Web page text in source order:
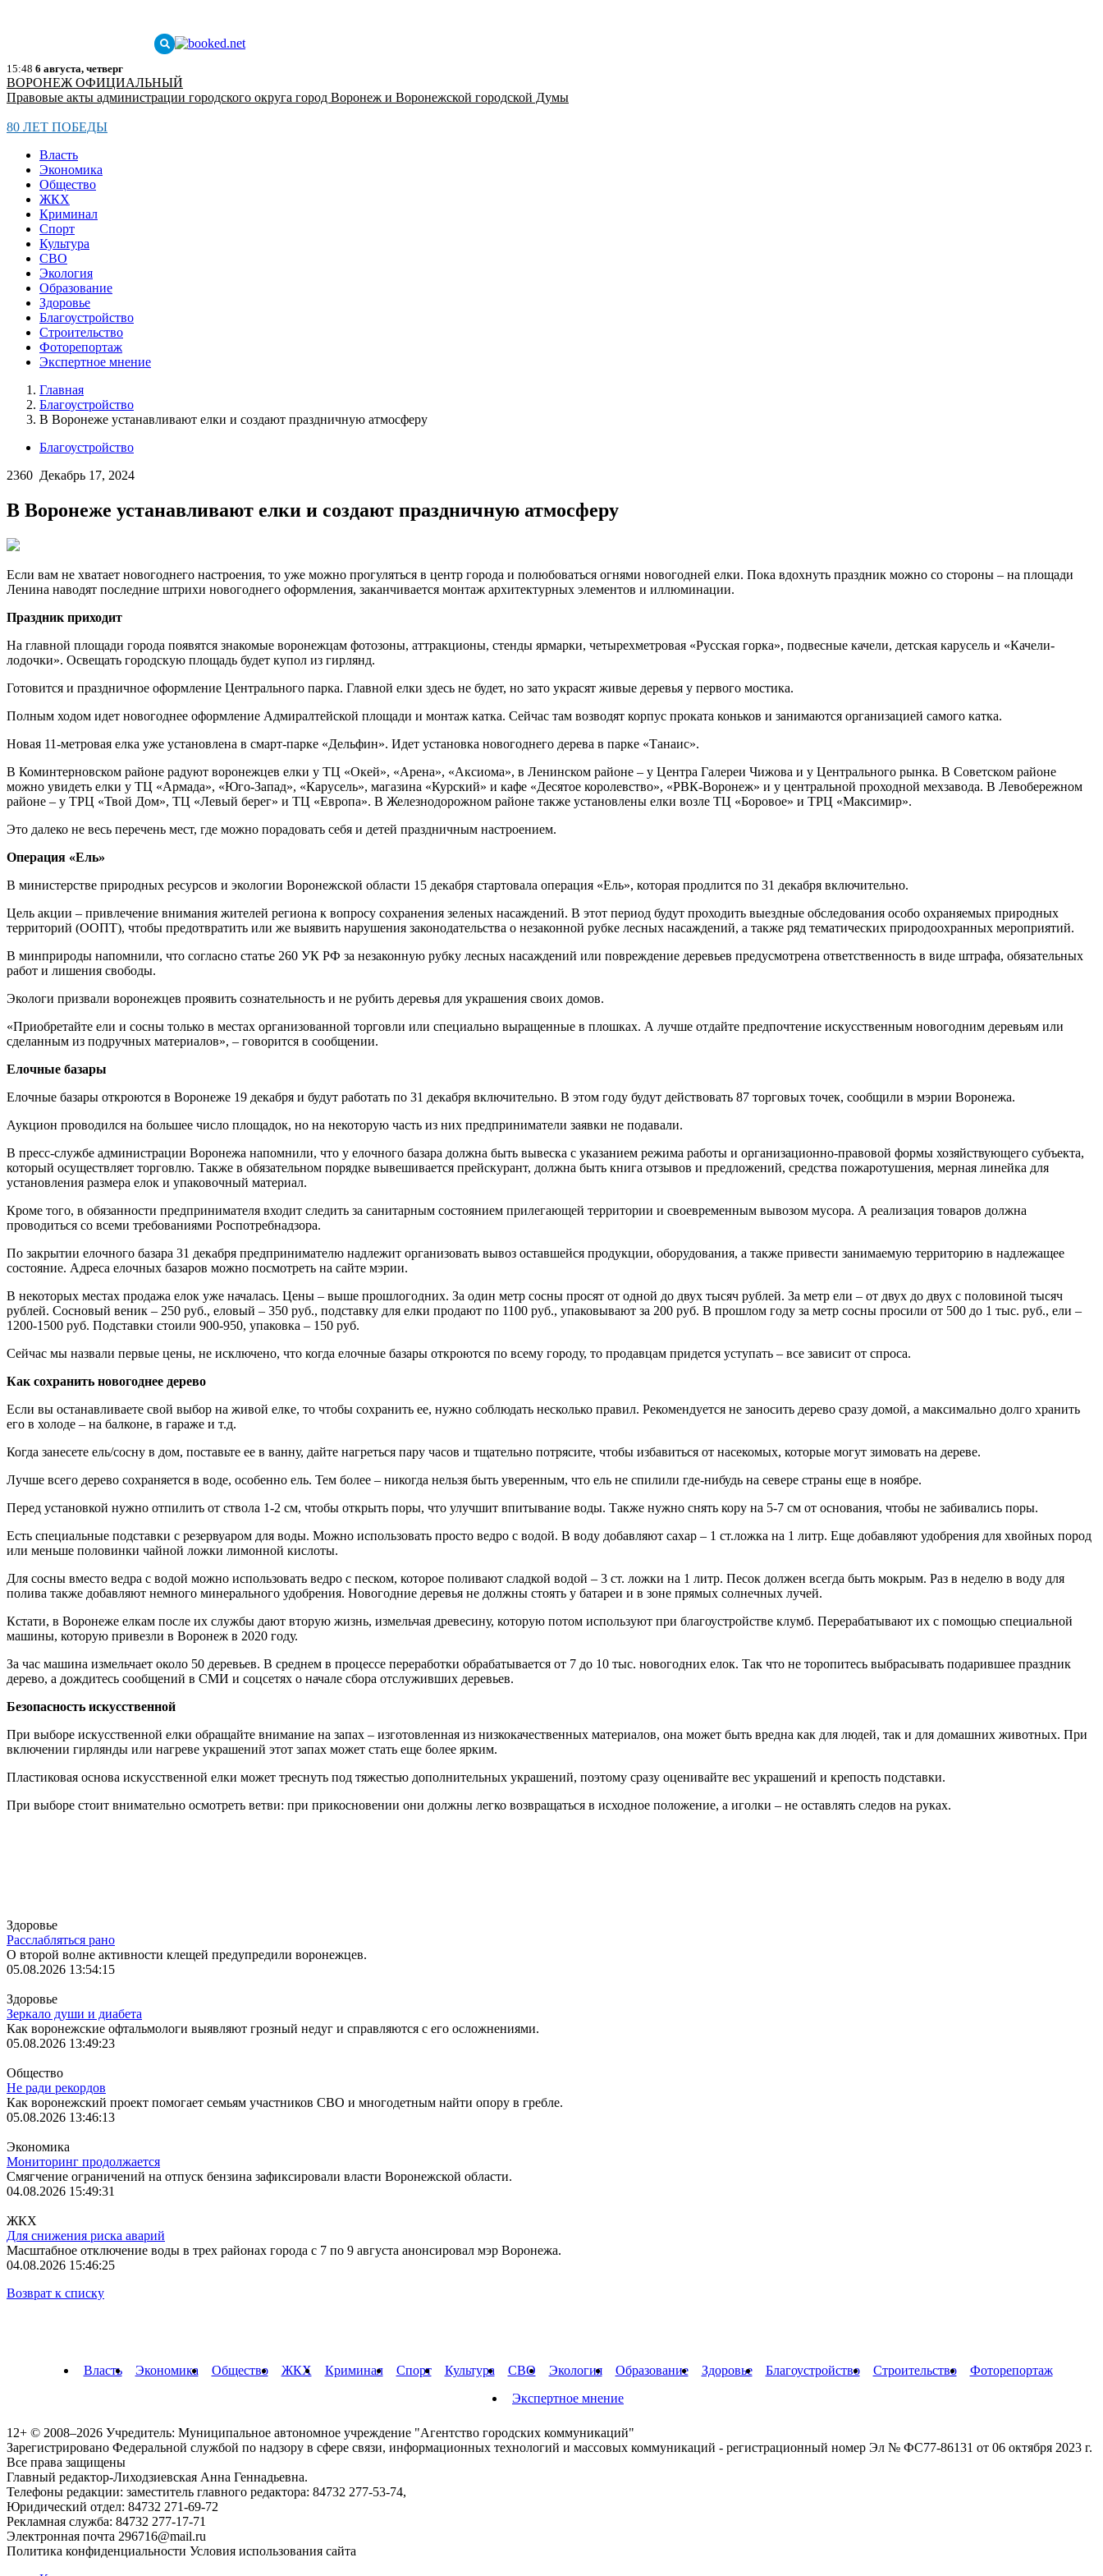
15:48 6 августа, четверг
ВОРОНЕЖ ОФИЦИАЛЬНЫЙ
Правовые акты администрации городского округа город Воронеж и Воронежской городской Думы
80 ЛЕТ ПОБЕДЫ
Власть
Экономика
Общество
ЖКХ
Криминал
Спорт
Культура
СВО
Экология
Образование
Здоровье
Благоустройство
Строительство
Фоторепортаж
Экспертное мнение
Главная
Благоустройство
В Воронеже устанавливают елки и создают праздничную атмосферу
Благоустройство
2360 Декабрь 17, 2024
В Воронеже устанавливают елки и создают праздничную атмосферу
Если вам не хватает новогоднего настроения, то уже можно прогуляться в центр города и полюбоваться огнями новогодней елки. Пока вдохнуть праздник можно со стороны – на площади
Ленина наводят последние штрихи новогоднего оформления, заканчивается монтаж архитектурных элементов и иллюминации.
Праздник приходит
На главной площади города появятся знакомые воронежцам фотозоны, аттракционы, стенды ярмарки, четырехметровая «Русская горка», подвесные качели, детская карусель и «Качели-
лодочки». Освещать городскую площадь будет купол из гирлянд.
Готовится и праздничное оформление Центрального парка. Главной елки здесь не будет, но зато украсят живые деревья у первого мостика.
Полным ходом идет новогоднее оформление Адмиралтейской площади и монтаж катка. Сейчас там возводят корпус проката коньков и занимаются организацией самого катка.
Новая 11-метровая елка уже установлена в смарт-парке «Дельфин». Идет установка новогоднего дерева в парке «Танаис».
В Коминтерновском районе радуют воронежцев елки у ТЦ «Окей», «Арена», «Аксиома», в Ленинском районе – у Центра Галереи Чижова и у Центрального рынка. В Советском районе
можно увидеть елки у ТЦ «Армада», «Юго-Запад», «Карусель», магазина «Курский» и кафе «Десятое королевство», «РВК-Воронеж» и у центральной проходной мехзавода. В Левобережном
районе – у ТРЦ «Твой Дом», ТЦ «Левый берег» и ТЦ «Европа». В Железнодорожном райо­не также установлены елки возле ТЦ «Боровое» и ТРЦ «Максимир».
Это далеко не весь перечень мест, где можно порадовать себя и детей праздничным настроением.
Операция «Ель»
В министерстве природных ресурсов и экологии Воронежской области 15 декабря стартовала операция «Ель», которая продлится по 31 декабря включительно.
Цель акции – привлечение внимания жителей региона к вопросу сохранения зеленых насаждений. В этот период будут проходить выездные обследования особо охраняемых природных
территорий (ООПТ), чтобы предотвратить или же выявить нарушения законодательства о незаконной рубке лесных насаждений, а также ряд тематических природоохранных мероприятий.
В минприроды напомнили, что согласно статье 260 УК РФ за незаконную рубку лесных насаждений или повреждение деревьев предусмотрена ответственность в виде штрафа, обязательных
работ и лишения свободы.
Экологи призвали воронежцев про­явить сознательность и не рубить деревья для украшения своих домов.
«Приобретайте ели и сосны только в местах организованной торговли или специально выращенные в плошках. А лучше отдайте предпочтение искусственным новогодним деревьям или
сделанным из подручных материалов», – говорится в сообщении.
Елочные базары
Елочные базары откроются в Воронеже 19 декабря и будут работать по 31 декабря включительно. В этом году будут действовать 87 торговых точек, сообщили в мэрии Воронежа.
Аукцион проводился на большее число площадок, но на некоторую часть из них предприниматели заявки не подавали.
В пресс-службе администрации Воронежа напомнили, что у елочного базара должна быть вывеска с указанием режима работы и организационно-правовой формы хозяйствующего субъекта,
который осуществляет торговлю. Также в обязательном порядке вывешивается прейскурант, должна быть книга отзывов и предложений, средства пожаротушения, мерная линейка для
установления размера елок и упаковочный материал.
Кроме того, в обязанности предпринимателя входит следить за санитарным состоянием прилегающей территории и своевременным вывозом мусора. А реализация товаров должна
проводиться со всеми требованиями Роспотребнадзора.
По закрытии елочного базара 31 декабря предпринимателю надлежит организовать вывоз оставшейся продукции, оборудования, а также привести занимаемую территорию в надлежащее
состояние. Адреса елочных базаров можно посмотреть на сайте мэрии.
В некоторых местах продажа елок уже началась. Цены – выше прошлогодних. За один метр сосны просят от одной до двух тысяч рублей. За метр ели – от двух до двух с половиной тысяч
рублей. Сосновый веник – 250 руб., еловый – 350 руб., подставку для елки продают по 1100 руб., упаковывают за 200 руб. В прошлом году за метр сосны просили от 500 до 1 тыс. руб., ели –
1200-1500 руб. Подставки стоили 900-950, упаковка – 150 руб.
Сейчас мы назвали первые цены, не исключено, что когда елочные базары откроются по всему городу, то продавцам придется уступать – все зависит от спроса.
Как сохранить новогоднее дерево
Если вы останавливаете свой выбор на живой елке, то чтобы сохранить ее, нужно соблюдать несколько правил. Рекомендуется не заносить дерево сразу домой, а максимально долго хранить
его в холоде – на балконе, в гараже и т.д.
Когда занесете ель/сосну в дом, поставьте ее в ванну, дайте нагреться пару часов и тщательно потрясите, чтобы избавиться от насекомых, которые могут зимовать на дереве.
Лучше всего дерево сохраняется в воде, особенно ель. Тем более – никогда нельзя быть уверенным, что ель не спилили где-нибудь на севере страны еще в ноябре.
Перед установкой нужно отпилить от ствола 1-2 см, чтобы открыть поры, что улучшит впитывание воды. Также нужно снять кору на 5-7 см от основания, чтобы не забивались поры.
Есть специальные подставки с резервуаром для воды. Можно использовать просто ведро с водой. В воду добавляют сахар – 1 ст.ложка на 1 литр. Еще добавляют удобрения для хвойных пород
или меньше половинки чайной ложки лимонной кислоты.
Для сосны вместо ведра с водой можно использовать ведро с песком, которое поливают сладкой водой – 3 ст. ложки на 1 литр. Песок должен всегда быть мокрым. Раз в неделю в воду для
полива также добавляют немного минерального удобрения. Новогодние деревья не должны стоять у батареи и в зоне прямых солнечных лучей.
Кстати, в Воронеже елкам после их службы дают вторую жизнь, измельчая древесину, которую потом используют при благоустройстве клумб. Перерабатывают их с помощью специальной
машины, которую привезли в Воронеж в 2020 году.
За час машина измельчает около 50 деревьев. В среднем в процессе переработки обрабатывается от 7 до 10 тыс. новогодних елок. Так что не торопитесь выбрасывать подарившее праздник
дерево, а дождитесь сообщений в СМИ и соцсетях о начале сбора отслуживших деревьев.
Безопасность искусственной
При выборе искусственной елки обращайте внимание на запах – изготовленная из низкокачественных материалов, она может быть вредна как для людей, так и для домашних животных. При
включении гирлянды или нагреве украшений этот запах может стать еще более ярким.
Пластиковая основа искусственной елки может треснуть под тяжестью дополнительных украшений, поэтому сразу оценивайте вес украшений и крепость подставки.
При выборе стоит внимательно осмотреть ветви: при прикосновении они должны легко возвращаться в исходное положение, а иголки – не оставлять следов на руках.
Здоровье
Расслабляться рано
О второй волне активности клещей предупредили воронежцев.
05.08.2026 13:54:15
Здоровье
Зеркало души и диабета
Как воронежские офтальмологи выявляют грозный недуг и справляются с его осложнениями.
05.08.2026 13:49:23
Общество
Не ради рекордов
Как воронежский проект помогает семьям участников СВО и многодетным найти опору в гребле.
05.08.2026 13:46:13
Экономика
Мониторинг продолжается
Смягчение ограничений на отпуск бензина зафиксировали власти Воронежской области.
04.08.2026 15:49:31
ЖКХ
Для снижения риска аварий
Масштабное отключение воды в трех районах города с 7 по 9 августа анонсировал мэр Воронежа.
04.08.2026 15:46:25
Возврат к списку
Власть Экономика Общество ЖКХ Криминал Спорт Культура СВО Экология Образование Здоровье Благоустройство Строительство
Фоторепортаж
Экспертное мнение
12+ © 2008–2026 Учредитель: Муниципальное автономное учреждение "Агентство городских коммуникаций"
Зарегистрировано Федеральной службой по надзору в сфере связи, информационных технологий и массовых коммуникаций - регистрационный номер Эл № ФС77-86131 от 06 октября 2023 г.
Все права защищены
Главный редактор-Лиходзиевская Анна Геннадьевна.
Телефоны редакции: заместитель главного редактора: 84732 277-53-74,
Юридический отдел: 84732 271-69-72
Рекламная служба: 84732 277-17-71
Электронная почта 296716@mail.ru
Политика конфиденциальности Условия использования сайта